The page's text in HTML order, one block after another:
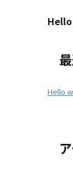
Hello